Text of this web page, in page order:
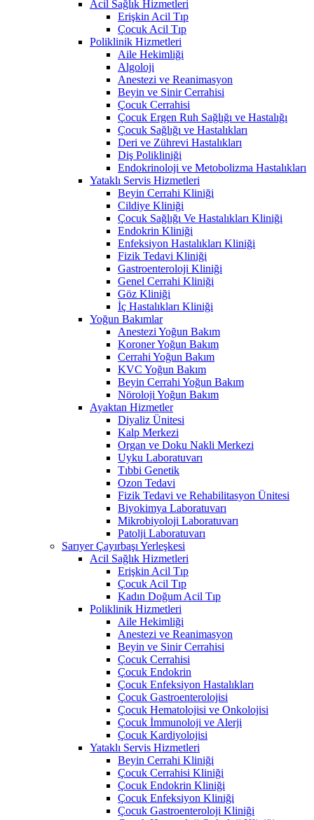
Acil Sağlık Hizmetleri
Erişkin Acil Tıp
Çocuk Acil Tıp
Poliklinik Hizmetleri
Aile Hekimliği
Algoloji
Anestezi ve Reanimasyon
Beyin ve Sinir Cerrahisi
Çocuk Cerrahisi
Çocuk Ergen Ruh Sağlığı ve Hastalığı
Çocuk Sağlığı ve Hastalıkları
Deri ve Zührevi Hastalıkları
Diş Polikliniği
Endokrinoloji ve Metobolizma Hastalıkları
Yataklı Servis Hizmetleri
Beyin Cerrahi Kliniği
Cildiye Kliniği
Çocuk Sağlığı Ve Hastalıkları Kliniği
Endokrin Kliniği
Enfeksiyon Hastalıkları Kliniği
Fizik Tedavi Kliniği
Gastroenteroloji Kliniği
Genel Cerrahi Kliniği
Göz Kliniği
İç Hastalıkları Kliniği
Yoğun Bakımlar
Anestezi Yoğun Bakım
Koroner Yoğun Bakım
Cerrahi Yoğun Bakım
KVC Yoğun Bakım
Beyin Cerrahi Yoğun Bakım
Nöroloji Yoğun Bakım
Ayaktan Hizmetler
Diyaliz Ünitesi
Kalp Merkezi
Organ ve Doku Nakli Merkezi
Uyku Laboratuvarı
Tıbbi Genetik
Ozon Tedavi
Fizik Tedavi ve Rehabilitasyon Ünitesi
Biyokimya Laboratuvarı
Mikrobiyoloji Laboratuvarı
Patolji Laboratuvarı
Sarıyer Çayırbaşı Yerleşkesi
Acil Sağlık Hizmetleri
Erişkin Acil Tıp
Çocuk Acil Tıp
Kadın Doğum Acil Tıp
Poliklinik Hizmetleri
Aile Hekimliği
Anestezi ve Reanimasyon
Beyin ve Sinir Cerrahisi
Çocuk Cerrahisi
Çocuk Endokrin
Çocuk Enfeksiyon Hastalıkları
Çocuk Gastroenterolojisi
Çocuk Hematolojisi ve Onkolojisi
Çocuk İmmunoloji ve Alerji
Çocuk Kardiyolojisi
Yataklı Servis Hizmetleri
Beyin Cerrahi Kliniği
Çocuk Cerrahisi Kliniği
Çocuk Endokrin Kliniği
Çocuk Enfeksiyon Kliniği
Çocuk Gastroenteroloji Kliniği